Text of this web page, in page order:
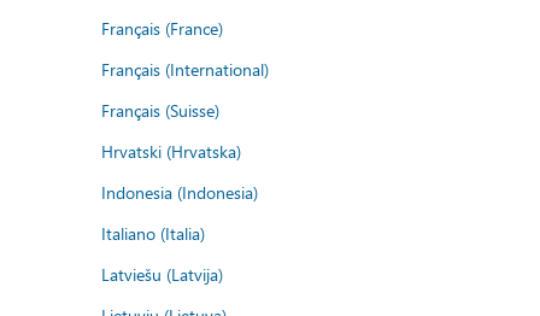
Français (France)
Français (International)
Français (Suisse)
Hrvatski (Hrvatska)
Indonesia (Indonesia)
Italiano (Italia)
Latviešu (Latvija)